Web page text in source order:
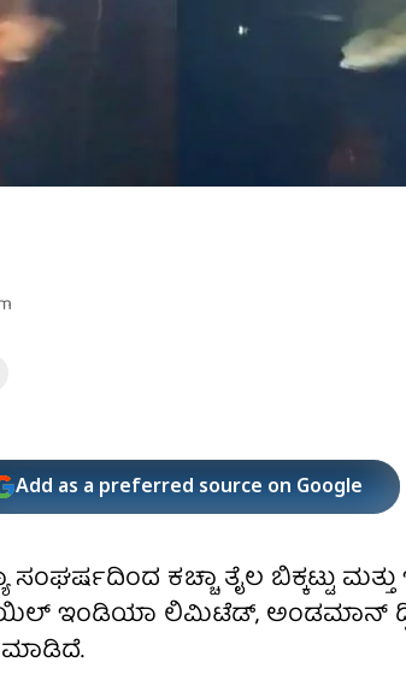
Add as a preferred source on Google
ಸಂಘರ್ಷದಿಂದ ಕಚ್ಚಾ ತೈಲ ಬಿಕ್ಕಟ್ಟು
ಇಂಡಿಯಾ ಲಿಮಿಟೆಡ್, ಅಂಡಮಾನ್
ಮಾಡಿದೆ.